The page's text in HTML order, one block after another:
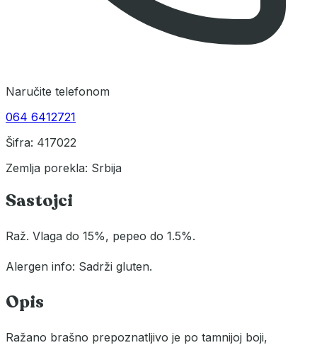
Naručite telefonom
064 6412721
Šifra: 417022
Zemlja porekla: Srbija
Sastojci
Raž. Vlaga do 15%, pepeo do 1.5%.
Alergen info: Sadrži gluten.
Opis
Ražano brašno prepoznatljivo je po tamnijoj boji,